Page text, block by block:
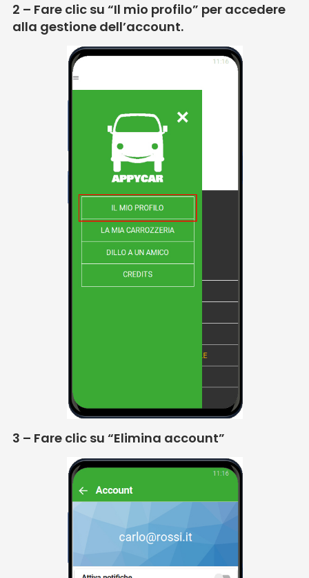
2 – Fare clic su “Il mio profilo” per accedere
alla gestione dell’account.
3 – Fare clic su “Elimina account”